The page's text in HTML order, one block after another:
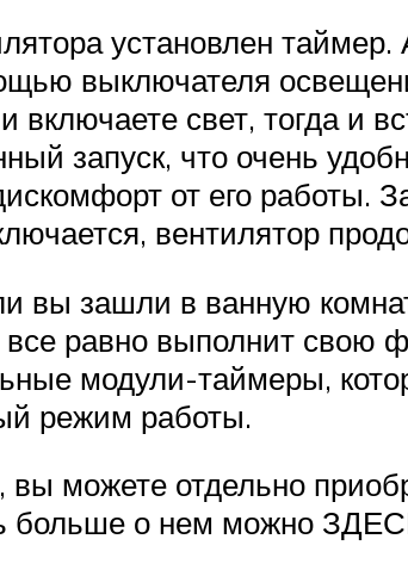
установлен
выключателя
включаете свет, тогда и
запуск, что очень
от его работы.
вентилятор
вы зашли в ванную
равно выполнит свою
модули-таймеры,
режим работы.
можете отдельно
больше о нем можно